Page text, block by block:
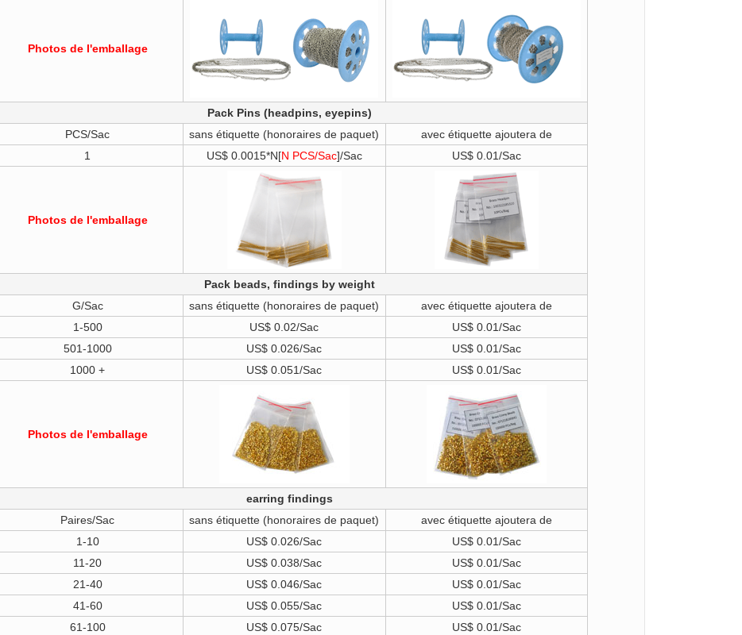
Photos de l'emballage
Pack Pins (headpins, eyepins)
PCS/Sac
sans étiquette (honoraires de paquet)
avec étiquette ajoutera de
1
US$ 0.0015*N[N PCS/Sac]/Sac US$ 0.01/Sac
Photos de l'emballage
Pack beads, findings by weight
G/Sac
sans étiquette (honoraires de paquet)
avec étiquette ajoutera de
1-500
US$ 0.02/Sac
US$ 0.01/Sac
501-1000
US$ 0.026/Sac
US$ 0.01/Sac
1000 +
US$ 0.051/Sac US$ 0.01/Sac
Photos de l'emballage
earring findings
Paires/Sac
sans étiquette (honoraires de paquet)
avec étiquette ajoutera de
1-10
US$ 0.026/Sac
US$ 0.01/Sac
11-20
US$ 0.038/Sac
US$ 0.01/Sac
21-40
US$ 0.046/Sac
US$ 0.01/Sac
41-60
US$ 0.055/Sac
US$ 0.01/Sac
61-100
US$ 0.075/Sac US$ 0.01/Sac